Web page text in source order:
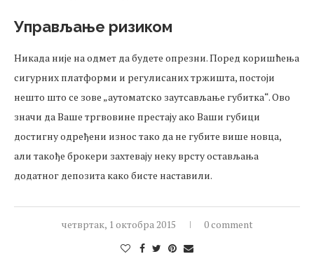
Управљање ризиком
Никада није на одмет да будете опрезни. Поред коришћења
сигурних платформи и регулисаних тржишта, постоји
нешто што се зове „аутоматско заутсављање губитка“. Ово
значи да Ваше тргвовине престају ако Ваши губици
достигну одређени износ тако да не губите више новца,
али такође брокери захтевају неку врсту остављања
додатног депозита како бисте наставили.
четвртак, 1 октобра 2015 0 comment